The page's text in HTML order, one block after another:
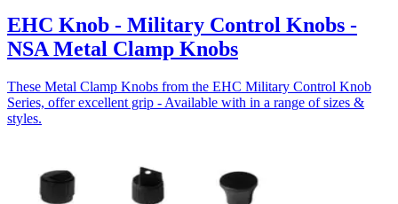
EHC Knob - Military Control Knobs -
NSA Metal Clamp Knobs
These Metal Clamp Knobs from the EHC Military Control Knob
Series, offer excellent grip - Available with in a range of sizes &
styles.